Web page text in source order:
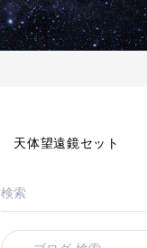
天体望遠鏡セット
検索